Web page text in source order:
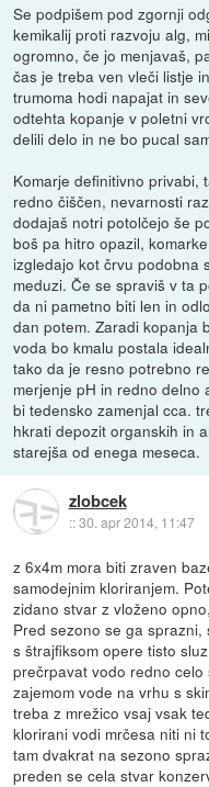
Se podpišem pod zgornji
kemikalij proti razvoju alg,
ogromno, če jo menjavaš,
čas je treba ven vleči listje
trumoma hodi napajat in
odtehta kopanje v poletni
delili delo in ne bo pucal
Komarje definitivno privabi,
redno čiščen, nevarnosti
dodajaš notri potolčejo še
boš pa hitro opazil,
izgledajo kot črvu podobna
meduzi. Če se spraviš v ta
da ni pametno biti len in
dan potem. Zaradi kopanja
voda bo kmalu postala
tako da je resno potrebno
merjenje pH in redno delno
bi tedensko zamenjal cca.
hkrati depozit organskih in
starejša od enega meseca.
zlobcek
::30. apr 2014, 11:47
z 6x4m mora biti zraven
samodejnim kloriranjem.
zidano stvar z vloženo
Pred sezono se ga
s štrajfiksom opere tisto
prečrpavat vodo redno
zajemom vode na vrhu s
treba z mrežico vsaj vsak
klorirani vodi mrčesa niti ni
tam dvakrat na sezono
preden se cela stvar